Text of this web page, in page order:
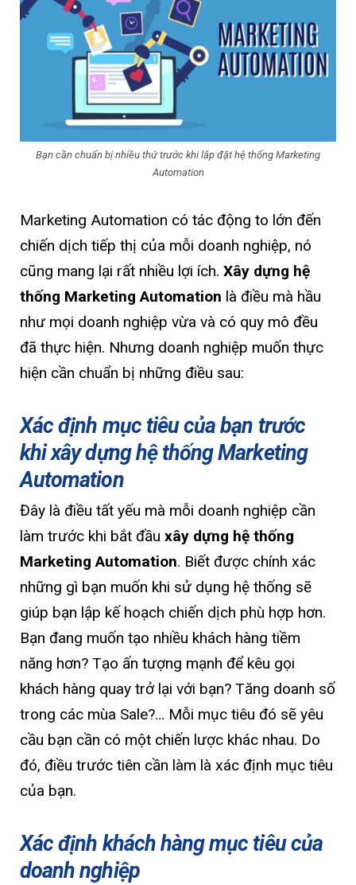
Bạn cần chuẩn bị nhiều thứ trước khi lắp đặt hệ thống Marketing
Automation
Marketing Automation có tác động to lớn đến
chiến dịch tiếp thị của mỗi doanh nghiệp, nó
cũng mang lại rất nhiều lợi ích. Xây dựng hệ
thống Marketing Automation là điều mà hầu
như mọi doanh nghiệp vừa và có quy mô đều
đã thực hiện. Nhưng doanh nghiệp muốn thực
hiện cần chuẩn bị những điều sau:
Xác định mục tiêu của bạn trước
khi xây dựng hệ thống Marketing
Automation
Đây là điều tất yếu mà mỗi doanh nghiệp cần
làm trước khi bắt đầu xây dựng hệ thống
Marketing Automation. Biết được chính xác
những gì bạn muốn khi sử dụng hệ thống sẽ
giúp bạn lập kế hoạch chiến dịch phù hợp hơn.
Bạn đang muốn tạo nhiều khách hàng tiềm
năng hơn? Tạo ấn tượng mạnh để kêu gọi
khách hàng quay trở lại với bạn? Tăng doanh số
trong các mùa Sale?… Mỗi mục tiêu đó sẽ yêu
cầu bạn cần có một chiến lược khác nhau. Do
đó, điều trước tiên cần làm là xác định mục tiêu
của bạn.
Xác định khách hàng mục tiêu của
doanh nghiệp